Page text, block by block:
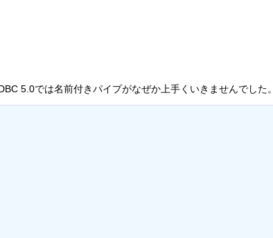
5.0では名前付きパイプがなぜか上手くいきませんでした。